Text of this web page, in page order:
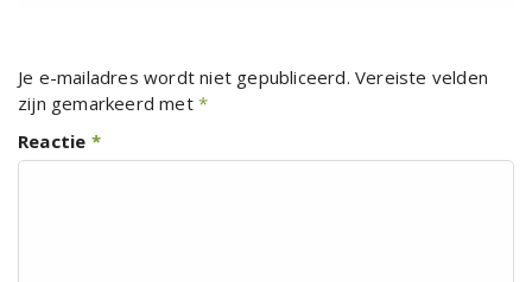
Je e-mailadres wordt niet gepubliceerd. Vereiste velden
zijn gemarkeerd met *
Reactie *